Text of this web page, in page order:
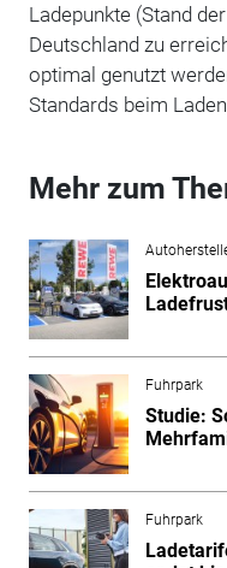
Ladepunkte (Stand
Deutschland zu
optimal genutzt
Standards beim
Mehr zum
Fuhrpark
Studie:
Fuhrpark